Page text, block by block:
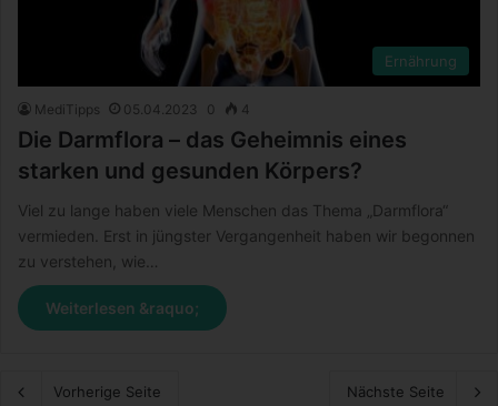
Ernährung
MediTipps 05.04.2023 0 4
Die Darmflora – das Geheimnis eines
starken und gesunden Körpers?
Viel zu lange haben viele Menschen das Thema „Darmflora“
vermieden. Erst in jüngster Vergangenheit haben wir begonnen
zu verstehen, wie…
Weiterlesen &raquo;
Vorherige Seite Nächste Seite